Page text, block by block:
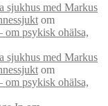
sjukhus med Markus
om
om psykisk ohälsa,
sjukhus med Markus
om
om psykisk ohälsa,